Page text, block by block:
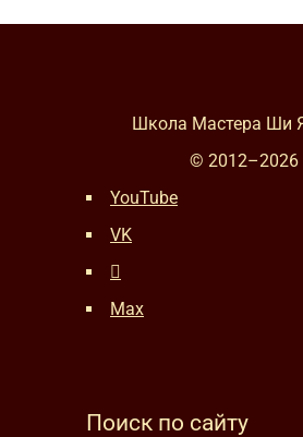
Школа Мастера Ши
© 2012–2026
YouTube
VK
Max
Поиск по сайту